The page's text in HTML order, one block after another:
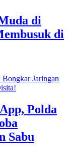
di
di
Polda
Sabu